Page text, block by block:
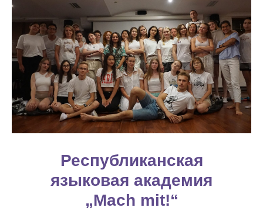
Республиканская
языковая академия
„Mach mit!“